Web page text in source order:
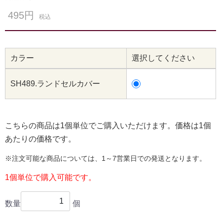
495円 税込
カラー 選択してください
SH489.ランドセルカバー
こちらの商品は1個単位でご購入いただけます。価格は1個
あたりの価格です。
※注文可能な商品については、1～7営業日での発送となります。
1個単位で購入可能です。
数量 個